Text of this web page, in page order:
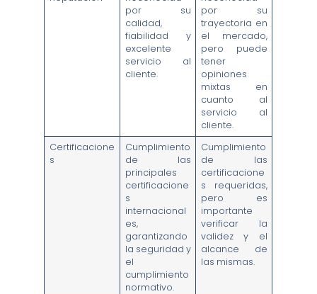
por su
calidad,
fiabilidad y
excelente
servicio al
cliente.
por su
trayectoria en
el mercado,
pero puede
tener
opiniones
mixtas en
cuanto al
servicio al
cliente.
Certificacione
s
Cumplimiento
de las
principales
certificacione
s
internacional
es,
garantizando
la seguridad y
el
cumplimiento
normativo.
Cumplimiento
de las
certificacione
s requeridas,
pero es
importante
verificar la
validez y el
alcance de
las mismas.